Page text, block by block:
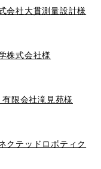
会社大貫測量設計様
株式会社様
限会社滝見苑様
クテッドロボティク